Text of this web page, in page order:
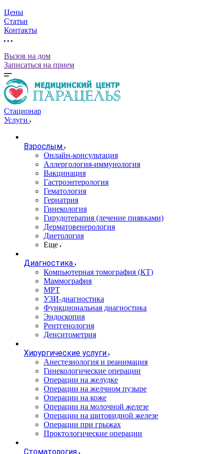
Цены
Статьи
Контакты
Вызов на дом
Записаться на прием
Стационар
Услуги
Взрослым
Онлайн-консультация
Аллергология-иммунология
Вакцинация
Гастроэнтерология
Гематология
Гериатрия
Гинекология
Гирудотерапия (лечение пиявками)
Дерматовенерология
Диетология
Еще
Диагностика
Компьютерная томография (КТ)
Маммография
МРТ
УЗИ-диагностика
Функциональная диагностика
Эндоскопия
Рентгенология
Денситометрия
Хирургические услуги
Анестезиология и реанимация
Гинекологические операции
Операции на желудке
Операции на желчном пузыре
Операции на коже
Операции на молочной железе
Операции на щитовидной железе
Операции при грыжах
Проктологические операции
Стоматология